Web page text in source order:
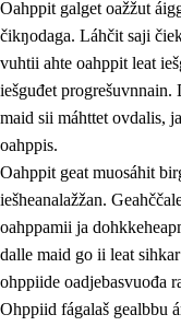
Oahppit galget oažžut
čikŋodaga. Láhčit saji
vuhtii ahte oahppit leat
iešguđet progrešuvnnain.
maid sii máhttet ovdalis,
oahppis.
Oahppit geat muosáhit
iešheanalažžan.
oahppamii ja
dalle maid go ii leat
ohppiide oadjebasvuođa
Ohppiid fágalaš gealbbu